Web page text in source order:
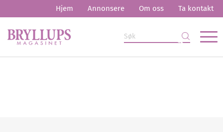
Hjem Annonsere Om oss Ta kontakt